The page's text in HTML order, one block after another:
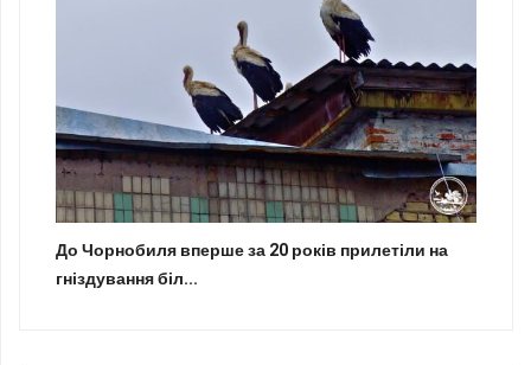
До Чорнобиля вперше за 20 років прилетіли на
гніздування біл...